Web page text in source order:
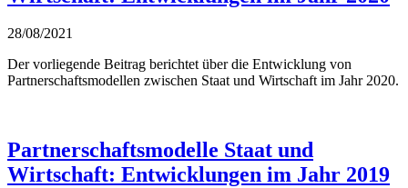
28/08/2021
Der vorliegende Beitrag berichtet über die Entwicklung von
Partnerschaftsmodellen zwischen Staat und Wirtschaft im Jahr 2020.
Partnerschaftsmodelle Staat und
Wirtschaft: Entwicklungen im Jahr 2019